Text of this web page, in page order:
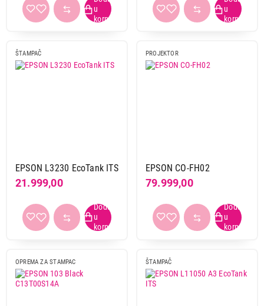
ŠTAMPAČ
EPSON L3230 EcoTank ITS
21.999,00
PROJEKTOR
EPSON CO-FH02
79.999,00
OPREMA ZA STAMPAC ŠTAMPAČ